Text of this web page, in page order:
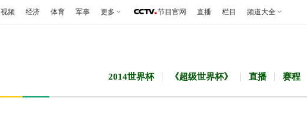
视频 经济 体育 军事 更多 节目官网 直播 栏目 频道大全
2014世界杯 《超级世界杯》 直播 赛程